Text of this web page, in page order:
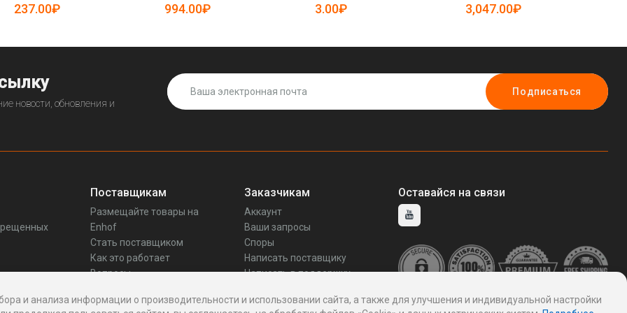
(арт. 25-5085096)
237.00₽ 994.00₽ 5084864)
3.00₽ 3,047.00₽
новости, обновления и
Подписаться
Поставщикам
Размещайте товары на
Enhof
Стать поставщиком
Как это работает
Вопросы
Заказчикам
Аккаунт
Ваши запросы
Споры
Написать поставщику
Написать в поддержку
Оставайся на связи
и анализа информации о производительности и использовании сайта, а также для улучшения и индивидуальной настройки